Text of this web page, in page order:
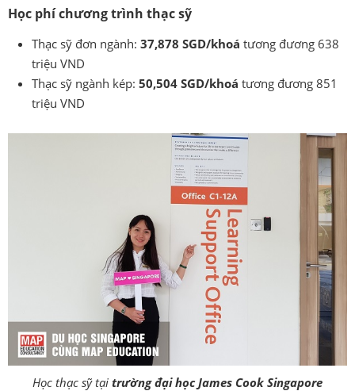
Học phí chương trình thạc sỹ
Thạc sỹ đơn ngành: 37,878 SGD/khoá tương đương 638
triệu VND
Thạc sỹ ngành kép: 50,504 SGD/khoá tương đương 851
triệu VND
Học thạc sỹ tại trường đại học James Cook Singapore